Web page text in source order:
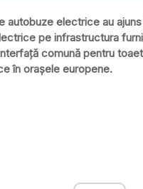
autobuze electrice au
pe infrastructura
comună pentru
în orașele europene.